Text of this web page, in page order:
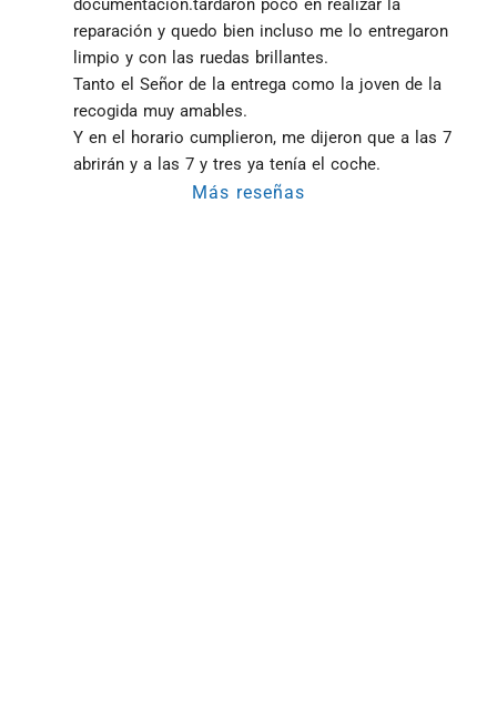
documentación.tardaron poco en realizar la
reparación y quedo bien incluso me lo entregaron
limpio y con las ruedas brillantes.
Tanto el Señor de la entrega como la joven de la
recogida muy amables.
Y en el horario cumplieron, me dijeron que a las 7
abrirán y a las 7 y tres ya tenía el coche.
Más reseñas